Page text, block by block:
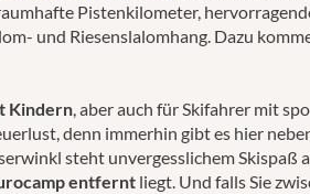
Pistenkilometer,
und Riesenslalomhang. Dazu
Kindern, aber auch für Skifahrer mit
denn immerhin gibt es hier
steht unvergesslichem Skispaß
entfernt liegt. Und falls Sie